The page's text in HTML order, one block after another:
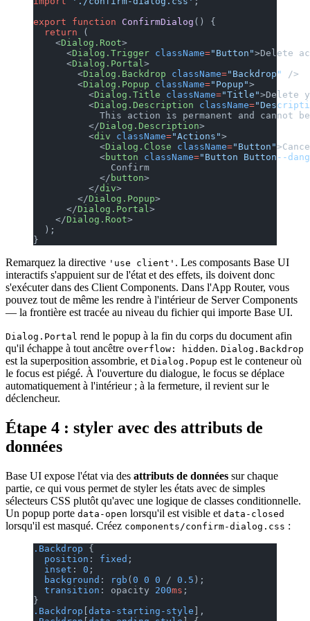
export function ConfirmDialog () {
  return
(
    <
Dialog.Root>
      <
Dialog.Trigger className="Button">Delete
      <
Dialog.Portal >
        <
Dialog.Backdrop className="Backdrop"
/>
        <
Dialog.Popup className="Popup">
          <
Dialog.Title className="Title">Delete
          <
Dialog.Description className=
This action is permanent and cannot
          </
Dialog.Description>
          <
div className="Actions">
            <
Dialog.Close className="Button"
            <
button className="Button Button--
              Confirm
            </
button>
          </
div>
        </
Dialog.Popup>
      </
Dialog.Portal >
    </
Dialog.Root>
  );
}
Remarquez la directive 'use client' . Les composants Base UI
interactifs s'appuient sur de l'état et des effets, ils doivent donc
s'exécuter dans des Client Components. Dans l'App Router, vous
pouvez tout de même les rendre à l'intérieur de Server Components
— la frontière est tracée au niveau du fichier qui importe Base UI.
Dialog.Portal rend le popup à la fin du corps du document afin
qu'il échappe à tout ancêtre overflow: hidden. Dialog.Backdrop
est la superposition assombrie, et Dialog.Popup est le conteneur où
le focus est piégé. À l'ouverture du dialogue, le focus se déplace
automatiquement à l'intérieur ; à la fermeture, il revient sur le
déclencheur.
Étape 4 : styler avec des attributs de
données
Base UI expose l'état via des attributs de données sur chaque
partie, ce qui vous permet de styler les états avec de simples
sélecteurs CSS plutôt qu'avec une logique de classes conditionnelle.
Un popup porte data-open lorsqu'il est visible et data-closed
lorsqu'il est masqué. Créez components/confirm-dialog.css :
.Backdrop {
  position
: fixed ;
  inset
: 0 ;
  background
: rgb (0 0 0 / 0.5 );
  transition
: opacity 200ms ;
}
.Backdrop [data-starting-style ],